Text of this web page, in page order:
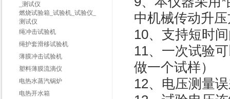
_测试仪
燃烧试验箱_试验机_试验仪_
测试仪
绳冲击试验机
绳护套滑移试验机
薄膜冲击试验机
塑料薄膜流滴仪
电热水蒸汽锅炉
电热开水箱
中机械传动升
10、支持短时
11、一次试验
做一个试样）
12、电压测量